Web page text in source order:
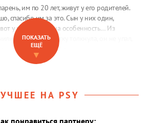
им по 20 лет, живут у его родителей.
спасибо им за это. Сын у них один,
у него есть одна особенность… Из
она его в шутку толкнула, он не упал,
сразу, потом поняла и сказала
мало…»
ПОКАЗАТЬ
ЕЩЁ
▼
НА PSY
понравиться партнеру: